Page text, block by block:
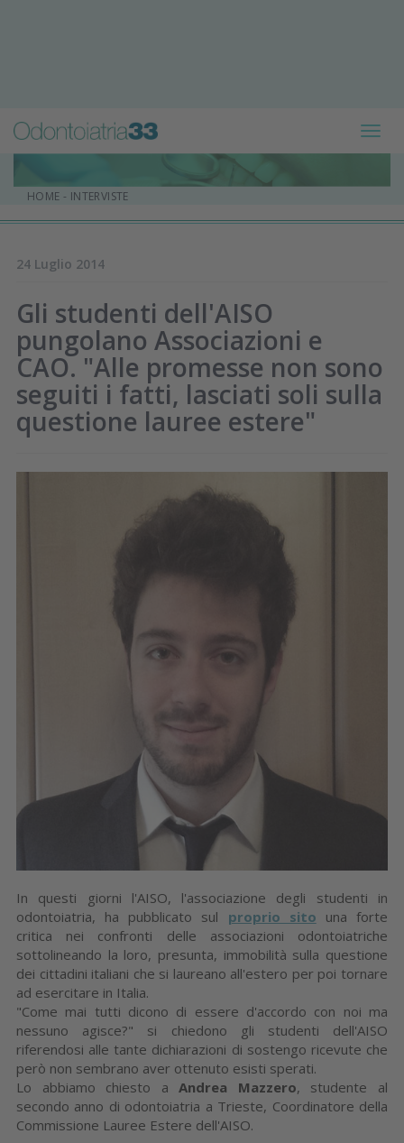
HOME - INTERVISTE
24 Luglio 2014
Gli studenti dell'AISO
pungolano Associazioni e
CAO. "Alle promesse non sono
seguiti i fatti, lasciati soli sulla
questione lauree estere"
In questi giorni l'AISO, l'associazione degli studenti in
odontoiatria, ha pubblicato sul proprio sito una forte
critica nei confronti delle associazioni odontoiatriche
sottolineando la loro, presunta, immobilità sulla questione
dei cittadini italiani che si laureano all'estero per poi tornare
ad esercitare in Italia.
"Come mai tutti dicono di essere d'accordo con noi ma
nessuno agisce?" si chiedono gli studenti dell'AISO
riferendosi alle tante dichiarazioni di sostengo ricevute che
però non sembrano aver ottenuto esisti sperati.
Lo abbiamo chiesto aAndrea Mazzero, studente al
secondo anno di odontoiatria a Trieste, Coordinatore della
Commissione Lauree Estere dell'AISO.